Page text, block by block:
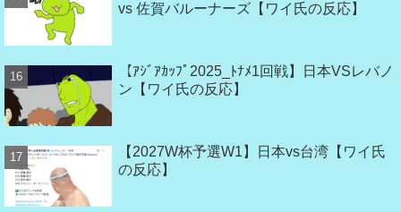
vs 佐賀バルーナーズ【ワイ氏の反応】
【ｱｼﾞｱｶｯﾌﾟ2025_ﾄﾅﾒ1回戦】日本VSレバノ
ン【ワイ氏の反応】
【2027W杯予選W1】日本vs台湾【ワイ氏
の反応】